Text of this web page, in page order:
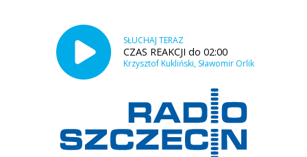
SŁUCHAJ TERAZ
CZAS REAKCJI do 02:00
Krzysztof Kukliński, Sławomir Orlik